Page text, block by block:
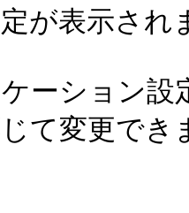
が表示され
ーション設
て変更で